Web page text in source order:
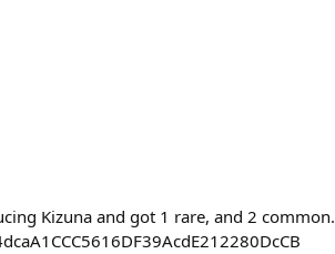
Kizuna and got 1 rare, and 2 common.